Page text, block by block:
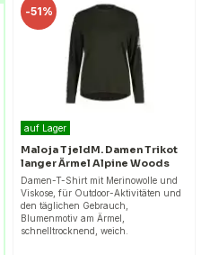
-51%
auf Lager
Maloja TjeldM. Damen Trikot
langer Ärmel Alpine Woods
Damen-T-Shirt mit Merinowolle und
Viskose, für Outdoor-Aktivitäten und
den täglichen Gebrauch,
Blumenmotiv am Ärmel,
schnelltrocknend, weich.